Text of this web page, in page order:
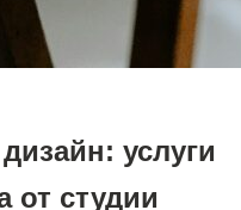
услуги
от студии
сетями
признана